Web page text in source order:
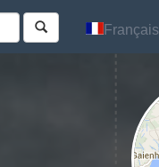
Français
Français